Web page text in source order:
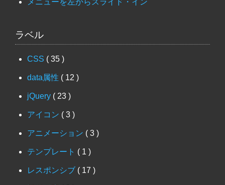
メニューを左からスライド・イン
ラベル
CSS ( 35 )
data属性 ( 12 )
jQuery ( 23 )
アイコン ( 3 )
アニメーション ( 3 )
テンプレート ( 1 )
レスポンシブ ( 17 )